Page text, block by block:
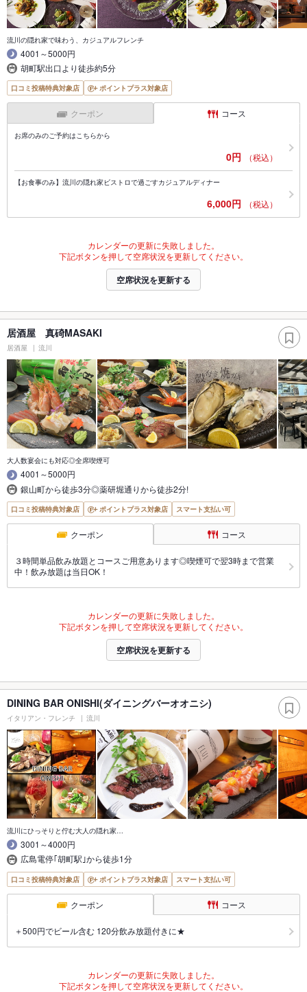
流川の隠れ家で味わう、カジュアルフレンチ
4001～5000円
胡町駅出口より徒歩約5分
口コミ投稿特典対象店 ポイントプラス対象店
クーポン コース
お席のみのご予約はこちらから
0円 （税込）
【お食事のみ】流川の隠れ家ビストロで過ごすカジュアルディナー
6,000円 （税込）
カレンダーの更新に失敗しました。
下記ボタンを押して空席状況を更新してください。
空席状況を更新する
居酒屋 真碕MASAKI
居酒屋 流川
大人数宴会にも対応◎全席喫煙可
4001～5000円
銀山町から徒歩3分◎薬研堀通りから徒歩2分!
口コミ投稿特典対象店 ポイントプラス対象店 スマート支払い可
クーポン コース
３時間単品飲み放題とコースご用意あります◎喫煙可で翌3時まで営業
中！飲み放題は当日OK！
カレンダーの更新に失敗しました。
下記ボタンを押して空席状況を更新してください。
空席状況を更新する
DINING BAR ONISHI(ダイニングバーオオニシ)
イタリアン・フレンチ 流川
流川にひっそりと佇む大人の隠れ家…
3001～4000円
広島電停｢胡町駅｣から徒歩1分
口コミ投稿特典対象店 ポイントプラス対象店 スマート支払い可
クーポン コース
＋500円でビール含む 120分飲み放題付きに★
カレンダーの更新に失敗しました。
下記ボタンを押して空席状況を更新してください。